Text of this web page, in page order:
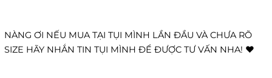
NÀNG ƠI NẾU MUA TẠI TỤI MÌNH LẦN ĐẦU VÀ CHƯA RÕ
SIZE HÃY NHẮN TIN TỤI MÌNH ĐỂ ĐƯỢC TƯ VẤN NHA! ❤️